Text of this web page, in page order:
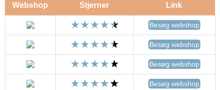
Webshop Stjerner Link
Besøg webshop
Besøg webshop
Besøg webshop
Besøg webshop